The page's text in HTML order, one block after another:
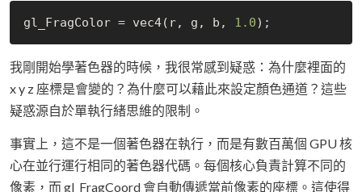
gl_FragColor = vec4(r, g, b, 1.0
我剛開始學著色器的時候，我很常感到疑惑：為什麼裡面的
x y z 座標是會變的？為什麼可以藉此來設定顏色通道？這些
疑惑源自於單執行緒思維的限制。
事實上，這不是一個著色器在執行，而是有數百萬個 GPU 核
心在並行運行相同的著色器代碼。每個核心負責計算不同的
像素，而 gl_FragCoord 會自動傳遞當前像素的座標。這使得